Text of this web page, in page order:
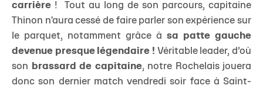
carrière ! Tout au long de son parcours, capitaine
Thinon n'aura cessé de faire parler son expérience sur
le parquet, notamment grâce à sa patte gauche
devenue presque légendaire ! Véritable leader, d’où
son brassard de capitaine, notre Rochelais jouera
donc son dernier match vendredi soir face à Saint-